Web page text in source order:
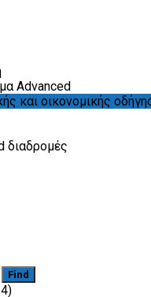
Advanced
και οικονομικής
διαδρομές
Find